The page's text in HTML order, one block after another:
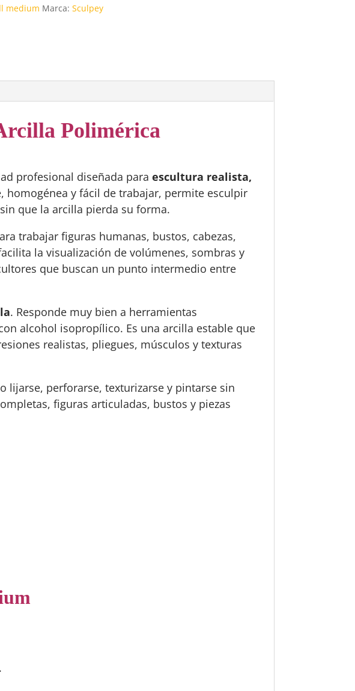
medium Marca: Sculpey
Polimérica
profesional diseñada paraescultura realista,
homogénea y fácil de trabajar, permite esculpir
que la arcilla pierda su forma.
trabajar figuras humanas, bustos, cabezas,
la visualización de volúmenes, sombras y
que buscan un punto intermedio entre
. Responde muy bien a herramientas
alcohol isopropílico. Es una arcilla estable que
realistas, pliegues, músculos y texturas
lijarse, perforarse, texturizarse y pintarse sin
figuras articuladas, bustos y piezas